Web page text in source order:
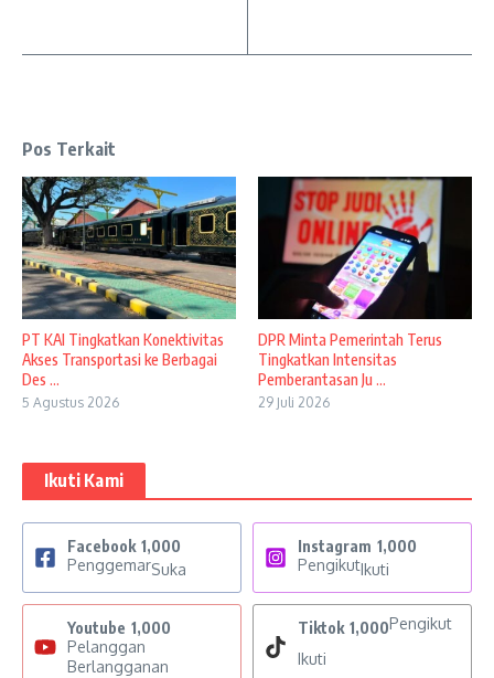
Pos Terkait
PT KAI Tingkatkan Konektivitas
Akses Transportasi ke Berbagai
Des ...
5 Agustus 2026
DPR Minta Pemerintah Terus
Tingkatkan Intensitas
Pemberantasan Ju ...
29 Juli 2026
Ikuti Kami
Facebook 1,000
PenggemarSuka
Instagram 1,000
PengikutIkuti
Youtube 1,000
Pelanggan
Berlangganan
Tiktok 1,000Pengikut
Ikuti